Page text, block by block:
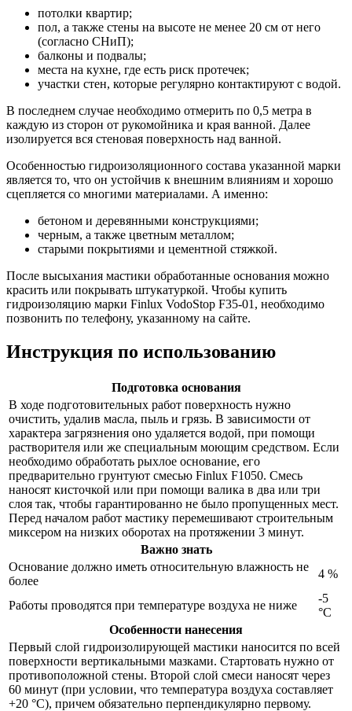
потолки квартир;
пол, а также стены на высоте не менее 20 см от него
(согласно СНиП);
балконы и подвалы;
места на кухне, где есть риск протечек;
участки стен, которые регулярно контактируют с водой.
В последнем случае необходимо отмерить по 0,5 метра в
каждую из сторон от рукомойника и края ванной. Далее
изолируется вся стеновая поверхность над ванной.
Особенностью гидроизоляционного состава указанной марки
является то, что он устойчив к внешним влияниям и хорошо
сцепляется со многими материалами. А именно:
бетоном и деревянными конструкциями;
черным, а также цветным металлом;
старыми покрытиями и цементной стяжкой.
После высыхания мастики обработанные основания можно
красить или покрывать штукатуркой. Чтобы купить
гидроизоляцию марки Finlux VodoStop F35-01, необходимо
позвонить по телефону, указанному на сайте.
Инструкция по использованию
Подготовка основания
В ходе подготовительных работ поверхность нужно
очистить, удалив масла, пыль и грязь. В зависимости от
характера загрязнения оно удаляется водой, при помощи
растворителя или же специальным моющим средством. Если
необходимо обработать рыхлое основание, его
предварительно грунтуют смесью Finlux F1050. Смесь
наносят кисточкой или при помощи валика в два или три
слоя так, чтобы гарантированно не было пропущенных мест.
Перед началом работ мастику перемешивают строительным
миксером на низких оборотах на протяжении 3 минут.
Важно знать
Основание должно иметь относительную влажность не
более
4 %
Работы проводятся при температуре воздуха не ниже
-5
°С
Особенности нанесения
Первый слой гидроизолирующей мастики наносится по всей
поверхности вертикальными мазками. Стартовать нужно от
противоположной стены. Второй слой смеси наносят через
60 минут (при условии, что температура воздуха составляет
+20 °С), причем обязательно перпендикулярно первому.